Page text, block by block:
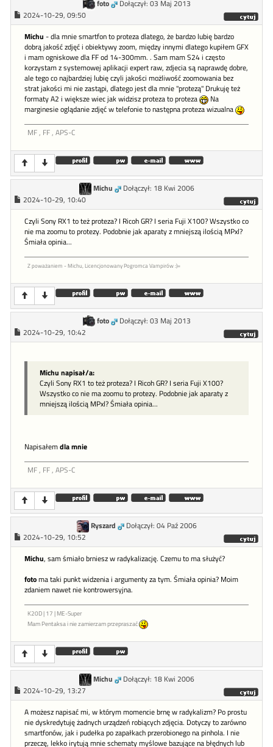
foto
Dołączył: 03 Maj 2013
2024-10-29, 09:50
Michu - dla mnie smartfon to proteza dlatego, że bardzo lubię bardzo
dobrą jakość zdjęć i obiektywy zoom, między innymi dlatego kupiłem GFX
i mam ogniskowe dla FF od 14-300mm. . Sam mam S24 i często
korzystam z systemowej aplikacji expert raw, zdjecia są naprawdę dobre,
ale tego co najbardziej lubię czyli jakości możliwość zoomowania bez
strat jakości mi nie zastąpi, dlatego jest dla mnie "protezą" Drukuję też
formaty A2 i większe wiec jak widzisz proteza to proteza
Na
marginesie oglądanie zdjęć w telefonie to następna proteza wizualna
MF , FF , APS-C
Michu
Dołączył: 18 Kwi 2006
2024-10-29, 10:40
Czyli Sony RX1 to też proteza? I Ricoh GR? I seria Fuji X100? Wszystko co
nie ma zoomu to protezy. Podobnie jak aparaty z mniejszą ilością MPxl?
Śmiała opinia...
Z poważaniem - Michu, Licencjonowany Pogromca Vampirów :)=
foto
Dołączył: 03 Maj 2013
2024-10-29, 10:42
Michu napisał/a:
Czyli Sony RX1 to też proteza? I Ricoh GR? I seria Fuji X100?
Wszystko co nie ma zoomu to protezy. Podobnie jak aparaty z
mniejszą ilością MPxl? Śmiała opinia...
Napisałemdla mnie
MF , FF , APS-C
Ryszard
Dołączył: 04 Paź 2006
2024-10-29, 10:52
Michu, sam śmiało brniesz w radykalizację. Czemu to ma służyć?
fotoma taki punkt widzenia i argumenty za tym. Śmiała opinia? Moim
zdaniem nawet nie kontrowersyjna.
K20D | 17 | ME-Super
Mam Pentaksa i nie zamierzam przepraszać
Michu
Dołączył: 18 Kwi 2006
2024-10-29, 13:27
A możesz napisać mi, w którym momencie brnę w radykalizm? Po prostu
nie dyskredytuję żadnych urządzeń robiących zdjęcia. Dotyczy to zarówno
smartfonów, jak i pudełka po zapałkach przerobionego na pinhola. I nie
przeczę, lekko irytują mnie schematy myślowe bazujące na błędnych lub